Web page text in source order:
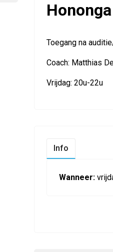
Toegang na
Coach: Matthias
Vrijdag: 20u-22u
Info
Wanneer: